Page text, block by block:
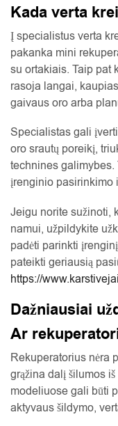
Kada verta
Į specialistus verta
pakanka mini
su ortakiais. Taip pat
rasoja langai,
gaivaus oro arba
Specialistas gali
oro srautų poreikį,
technines
įrenginio pasirinkimo
Jeigu norite sužinoti,
namui, užpildykite
padėti parinkti
pateikti geriausią
https://
Dažniausiai
Ar
Rekuperatorius nėra
grąžina dalį šilumos
modeliuose gali būti
aktyvaus šildymo,